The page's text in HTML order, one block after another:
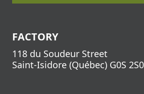
FACTORY
118 du Soudeur Street
Saint-Isidore (Québec) G0S 2S0